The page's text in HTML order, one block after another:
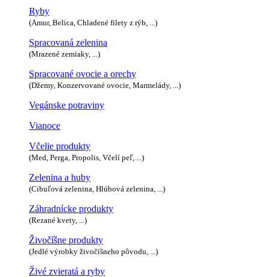
Ryby
(Amur, Belica, Chladené filety z rýb, ...)
Spracovaná zelenina
(Mrazené zemiaky, ...)
Spracované ovocie a orechy
(Džemy, Konzervované ovocie, Marmelády, ...)
Vegánske potraviny
Vianoce
Včelie produkty
(Med, Perga, Propolis, Včelí peľ, ...)
Zelenina a huby
(Cibuľová zelenina, Hlúbová zelenina, ...)
Záhradnícke produkty
(Rezané kvety, ...)
Živočíšne produkty
(Jedlé výrobky živočíšneho pôvodu, ...)
Živé zvieratá a ryby